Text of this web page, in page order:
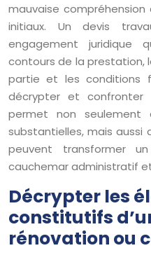
mauvaise
initiaux. Un devis
engagement juridique
contours de la prestation,
partie et les conditions
décrypter et confronter
permet non seulement
substantielles, mais aussi
peuvent transformer
cauchemar administratif
Décrypter les
constitutifs
rénovation ou